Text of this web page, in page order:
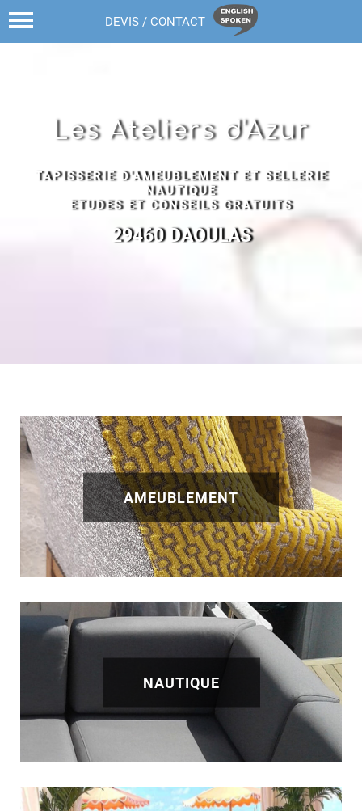
02 98 43 68 82
DEVIS / CONTACT
Les Ateliers d'Azur
TAPISSERIE D'AMEUBLEMENT ET SELLERIE
NAUTIQUE
ETUDES ET CONSEILS GRATUITS
29460 DAOULAS
AMEUBLEMENT
NAUTIQUE